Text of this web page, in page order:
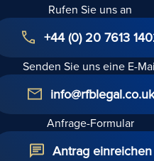
Rufen Sie uns an
+44 (0) 20 7613
Senden Sie uns eine E-
info@rfblegal.co.uk
Anfrage-Formular
Antrag einreichen